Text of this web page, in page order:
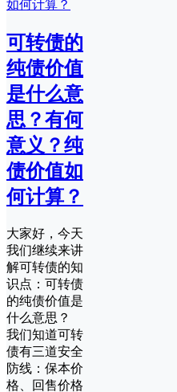
可转债的
纯债价值
是什么意
思？有何
意义？纯
债价值如
何计算？
大家好，今天
我们继续来讲
解可转债的知
识点：可转债
的纯债价值是
什么意思？
我们知道可转
债有三道安全
防线：保本价
格、回售价格